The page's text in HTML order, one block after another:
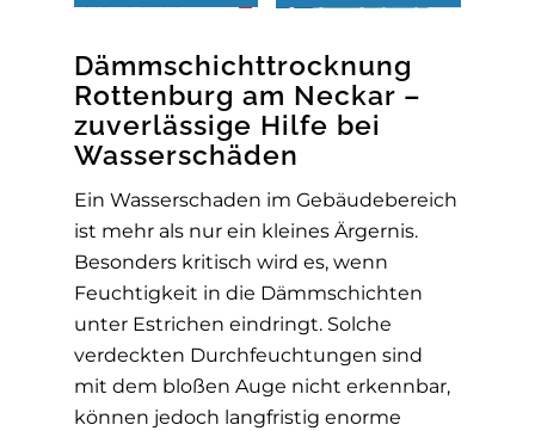
Dämmschichttrocknung
Rottenburg am Neckar –
zuverlässige Hilfe bei
Wasserschäden
Ein Wasserschaden im Gebäudebereich
ist mehr als nur ein kleines Ärgernis.
Besonders kritisch wird es, wenn
Feuchtigkeit in die Dämmschichten
unter Estrichen eindringt. Solche
verdeckten Durchfeuchtungen sind
mit dem bloßen Auge nicht erkennbar,
können jedoch langfristig enorme